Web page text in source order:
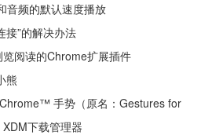
音频的默认速度播放
接”的解决办法
阅读的Chrome扩展插件
熊
手势（原名：Gestures for
下载管理器